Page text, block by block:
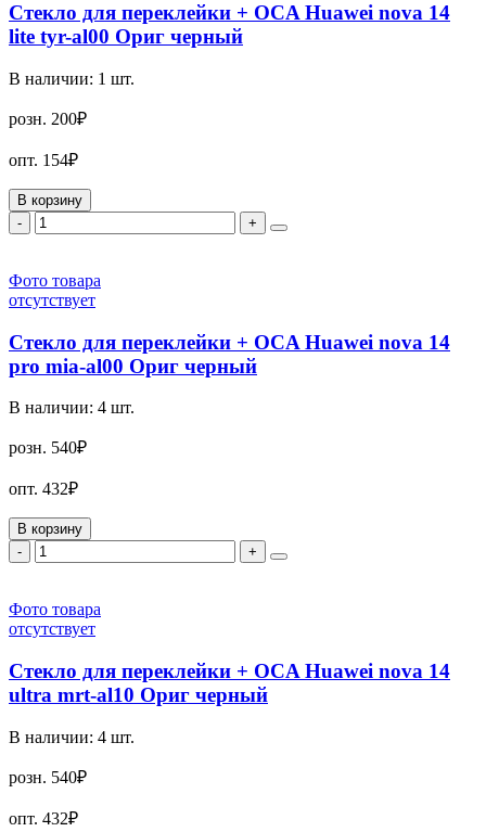
Стекло для переклейки + OCA Huawei nova 14
lite tyr-al00 Ориг черный
В наличии: 1 шт.
розн. 200₽
опт. 154₽
В корзину
-
+
Фото товара
отсутствует
Стекло для переклейки + OCA Huawei nova 14
pro mia-al00 Ориг черный
В наличии: 4 шт.
розн. 540₽
опт. 432₽
В корзину
-
+
Фото товара
отсутствует
Стекло для переклейки + OCA Huawei nova 14
ultra mrt-al10 Ориг черный
В наличии: 4 шт.
розн. 540₽
опт. 432₽